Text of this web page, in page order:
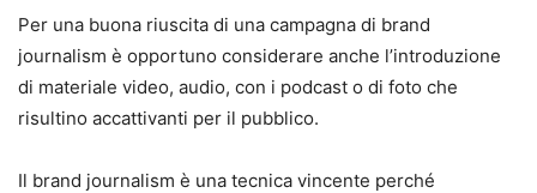
Per una buona riuscita di una campagna di brand
journalism è opportuno considerare anche l’introduzione
di materiale video, audio, con i podcast o di foto che
risultino accattivanti per il pubblico.
Il brand journalism è una tecnica vincente perché